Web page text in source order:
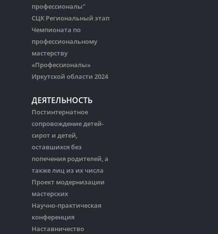
профессионалы"
СЦК Региональный этап
Чемпионата по
профессиональному
мастерству
«Профессионалы»
Иркутской области 2024
ДЕЯТЕЛЬНОСТЬ
Постинтернатное
сопровождение детей-
сирот и детей,
оставшихся без
попечения родителей, а
также лиц из их числа
Проект модернизации
мастерских
Научно-практическая
конференция
Наставничество